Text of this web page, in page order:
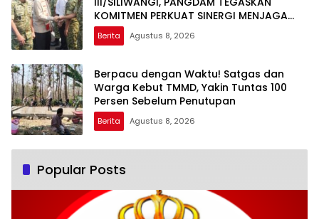
KOMITMEN PERKUAT SINERGI MENJAGA
STABILITAS NASIONAL
Berita Agustus 8, 2026
Berpacu dengan Waktu! Satgas dan
Warga Kebut TMMD, Yakin Tuntas 100
Persen Sebelum Penutupan
Berita Agustus 8, 2026
Popular Posts